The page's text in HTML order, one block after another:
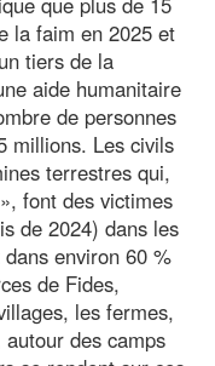
la faim en 2025 et
tiers de la
aide humanitaire
de personnes
millions. Les civils
terrestres qui,
font des victimes
de 2024) dans les
environ 60 %
de Fides,
les fermes,
des camps